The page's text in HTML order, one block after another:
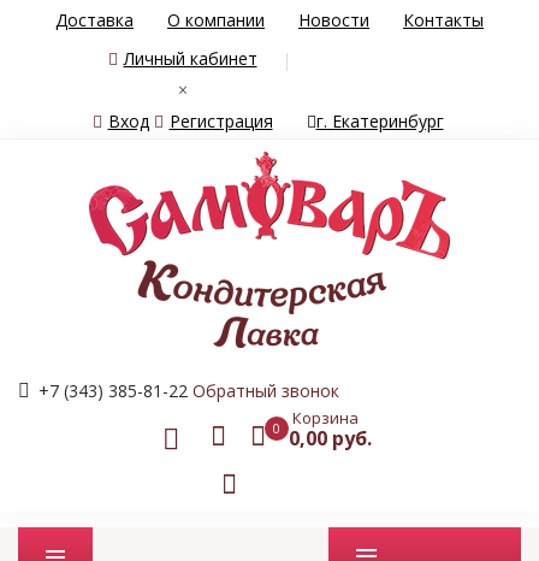
Доставка О компании Новости
Контакты
Личный кабинет
×
Вход
Регистрация г. Екатеринбург
+7 (343) 385-81-22 Обратный звонок
0 Корзина
0,00 руб.